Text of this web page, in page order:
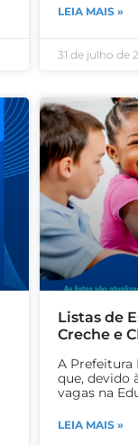
LEIA MAIS »
31 de julho de
Listas de
Creche e
A
que, devido
vagas na
LEIA MAIS »